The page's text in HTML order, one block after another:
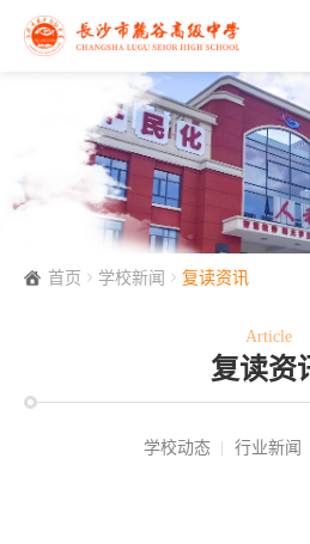
首页 学校新闻 复读资讯
Article
复读资
学校动态 行业新闻